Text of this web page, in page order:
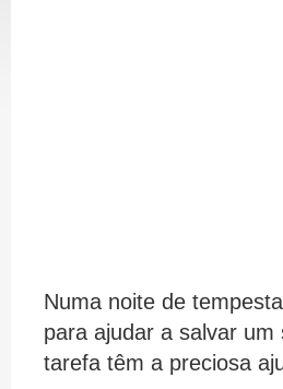
Numa noite de
para ajudar a salvar
tarefa têm a preciosa